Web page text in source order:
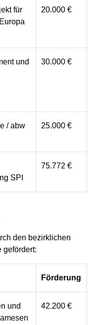
für
20.000 €
und
30.000 €
/ abw
25.000 €
SPI
75.772 €
den bezirklichen
gefördert:
Förderung
und
42.200 €